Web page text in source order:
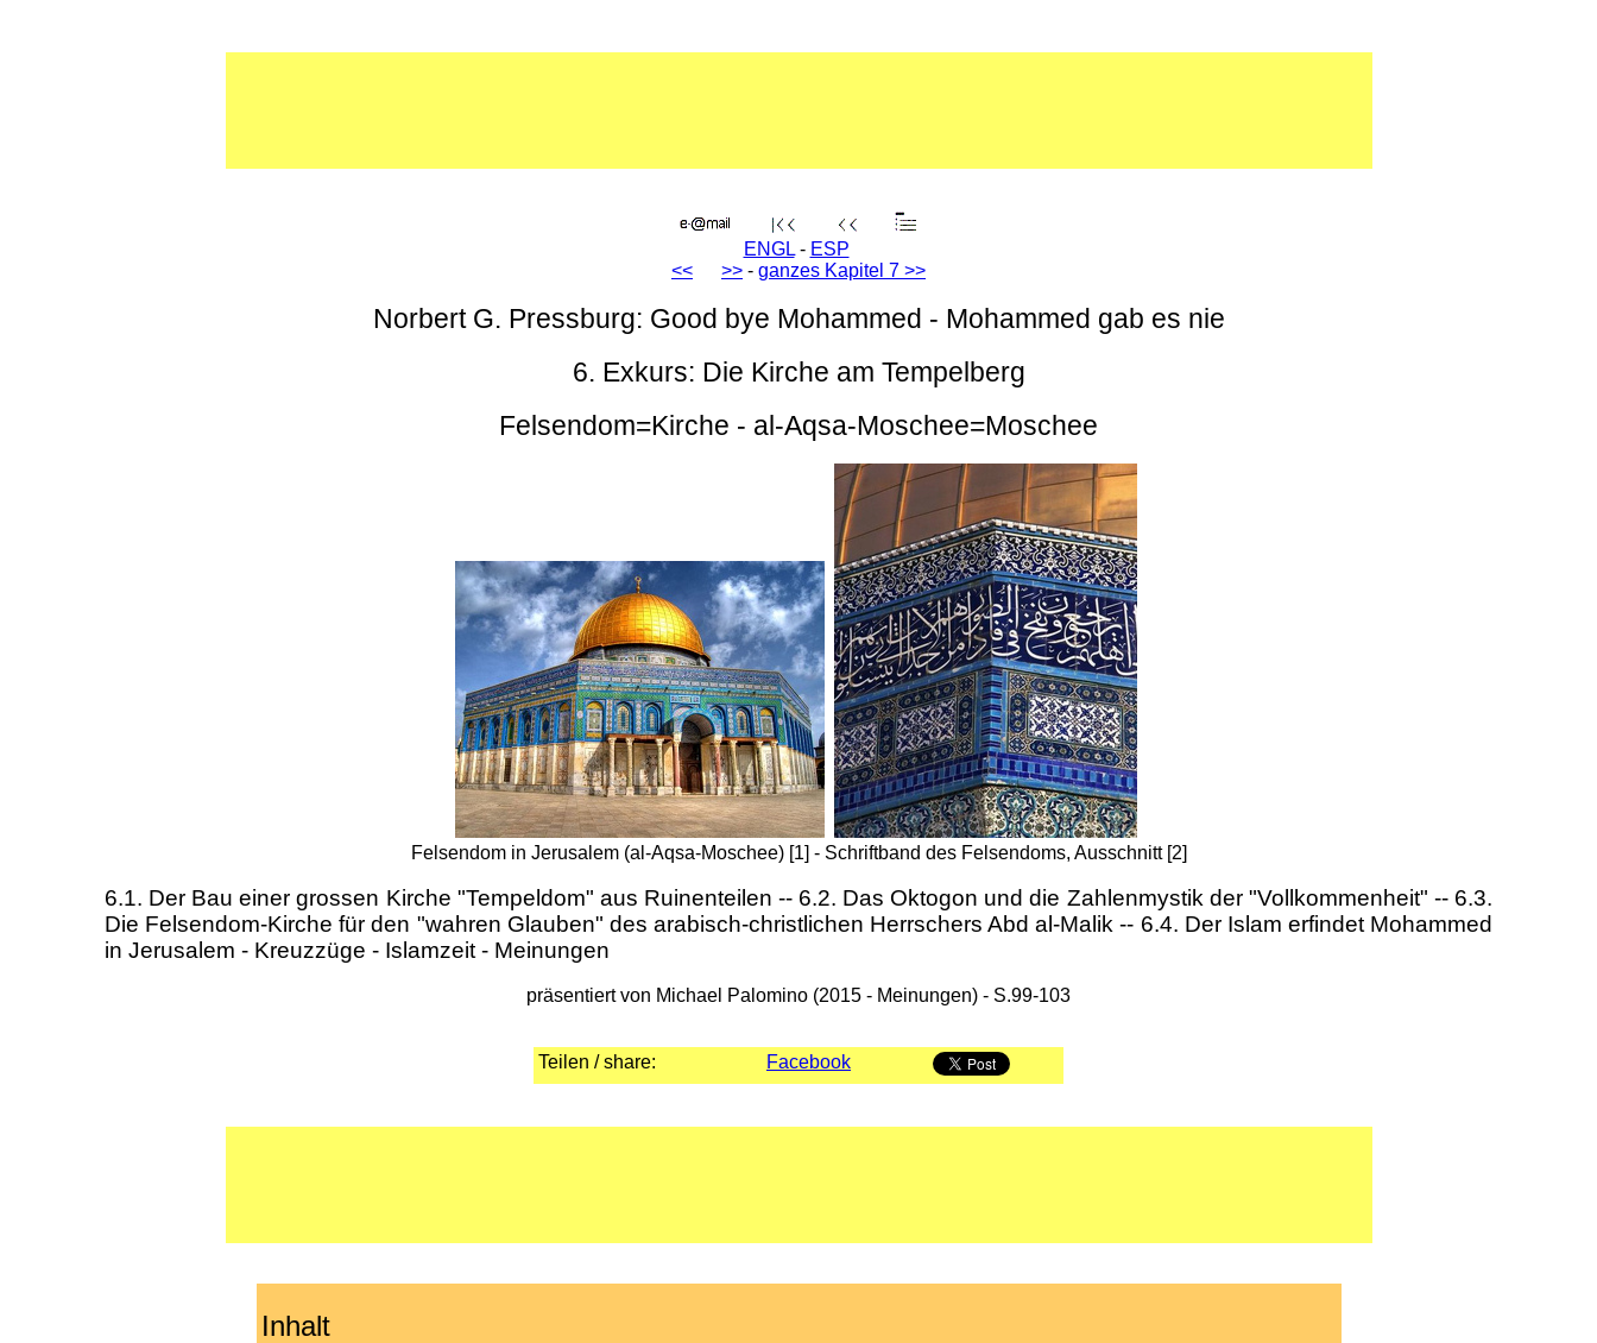
ENGL- ESP
<<
>> - ganzes Kapitel 7 >>
Norbert G. Pressburg: Good bye Mohammed - Mohammed gab es nie
6. Exkurs: Die Kirche am Tempelberg
Felsendom=Kirche - al-Aqsa-Moschee=Moschee
Felsendom in Jerusalem (al-Aqsa-Moschee) [1] - Schriftband des Felsendoms, Ausschnitt [2]
6.1. Der Bau einer grossen Kirche "Tempeldom" aus Ruinenteilen -- 6.2. Das Oktogon und die Zahlenmystik der "Vollkommenheit" -- 6.3.
Die Felsendom-Kirche für den "wahren Glauben" des arabisch-christlichen Herrschers Abd al-Malik -- 6.4. Der Islam erfindet Mohammed
in Jerusalem - Kreuzzüge - Islamzeit - Meinungen
präsentiert von Michael Palomino (2015 - Meinungen) - S.99-103
Teilen / share: Facebook
Inhalt